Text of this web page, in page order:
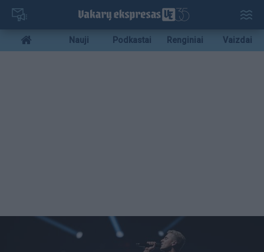
Pereiti
pagrindinį
turinį
Mobile
menu
Nauji Podkastai Renginiai Vaizdai